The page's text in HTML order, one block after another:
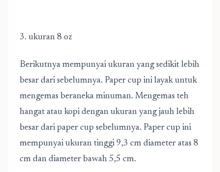
3. ukuran 8 oz
Berikutnya mempunyai ukuran yang sedikit lebih
besar dari sebelumnya. Paper cup ini layak untuk
mengemas beraneka minuman. Mengemas teh
hangat atau kopi dengan ukuran yang jauh lebih
besar dari paper cup sebelumnya. Paper cup ini
mempunyai ukuran tinggi 9,3 cm diameter atas 8
cm dan diameter bawah 5,5 cm.